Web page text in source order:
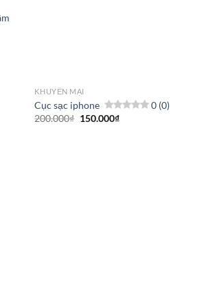
KHUYẾN MẠI
Cục sạc iphone
0 (0)
200.000₫ Giá
150.000₫Giá